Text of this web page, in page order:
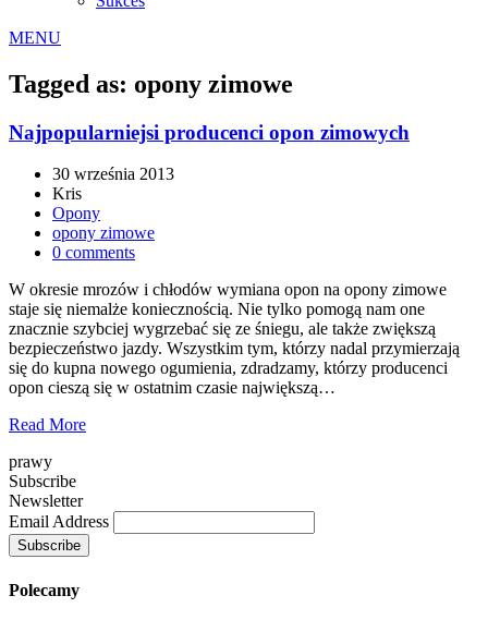
MENU
Tagged as: opony zimowe
Najpopularniejsi producenci opon zimowych
30 września 2013
Kris
Opony
opony zimowe
0 comments
W okresie mrozów i chłodów wymiana opon na opony zimowe
staje się niemalże koniecznością. Nie tylko pomogą nam one
znacznie szybciej wygrzebać się ze śniegu, ale także zwiększą
bezpieczeństwo jazdy. Wszystkim tym, którzy nadal przymierzają
się do kupna nowego ogumienia, zdradzamy, którzy producenci
opon cieszą się w ostatnim czasie największą…
Read More
prawy
Subscribe
Newsletter
Email Address
Polecamy